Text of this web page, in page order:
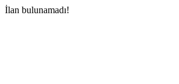
İlan bulunamadı!